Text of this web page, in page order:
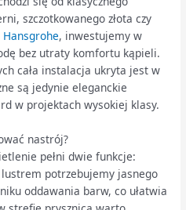
szczotkowanego złota czy
, inwestujemy w
bez utraty komfortu kąpieli.
cała instalacja ukryta jest w
są jedynie eleganckie
w projektach wysokiej klasy.
nastrój?
pełni dwie funkcje:
potrzebujemy jasnego
oddawania barw, co ułatwia